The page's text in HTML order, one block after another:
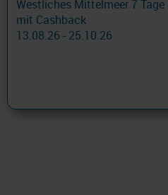
Westliches Mittelmeer 7
mit Cashback
13.08.26 - 25.10.26